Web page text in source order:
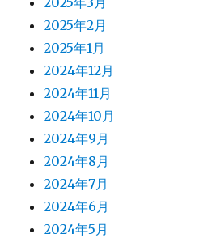
2025年2月
2025年1月
2024年12月
2024年11月
2024年10月
2024年9月
2024年8月
2024年7月
2024年6月
2024年5月